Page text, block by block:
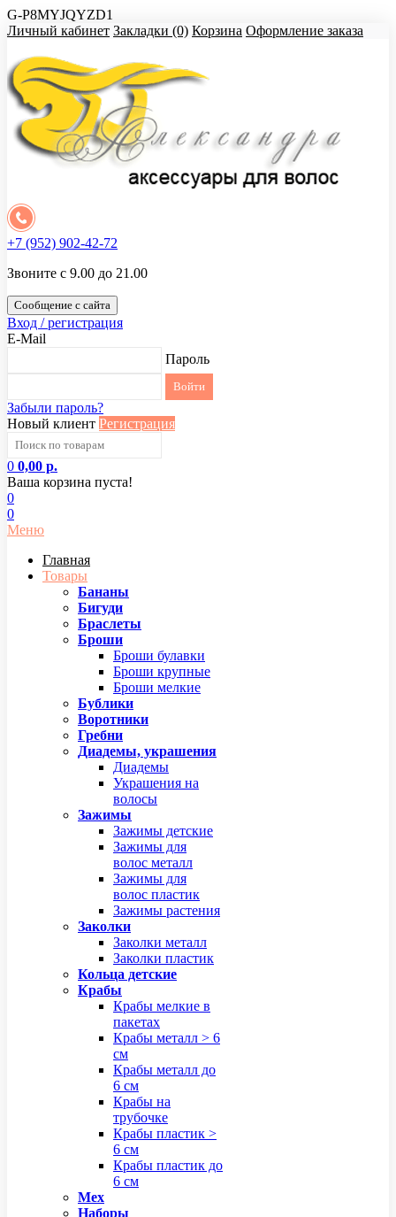
G-P8MYJQYZD1
Личный кабинет Закладки (0) Корзина Оформление заказа
+7 (952) 902-42-72
Звоните с 9.00 до 21.00
Сообщение с сайта
Вход / регистрация
E-Mail
Пароль
Забыли пароль?
Новый клиент Регистрация
0 0,00 р.
Ваша корзина пуста!
0
0
Меню
Главная
Товары
Бананы
Бигуди
Браслеты
Броши
Броши булавки
Броши крупные
Броши мелкие
Бублики
Воротники
Гребни
Диадемы, украшения
Диадемы
Украшения на
волосы
Зажимы
Зажимы детские
Зажимы для
волос металл
Зажимы для
волос пластик
Зажимы растения
Заколки
Заколки металл
Заколки пластик
Кольца детские
Крабы
Крабы мелкие в
пакетах
Крабы металл > 6
см
Крабы металл до
6 см
Крабы на
трубочке
Крабы пластик >
6 см
Крабы пластик до
6 см
Мех
Наборы